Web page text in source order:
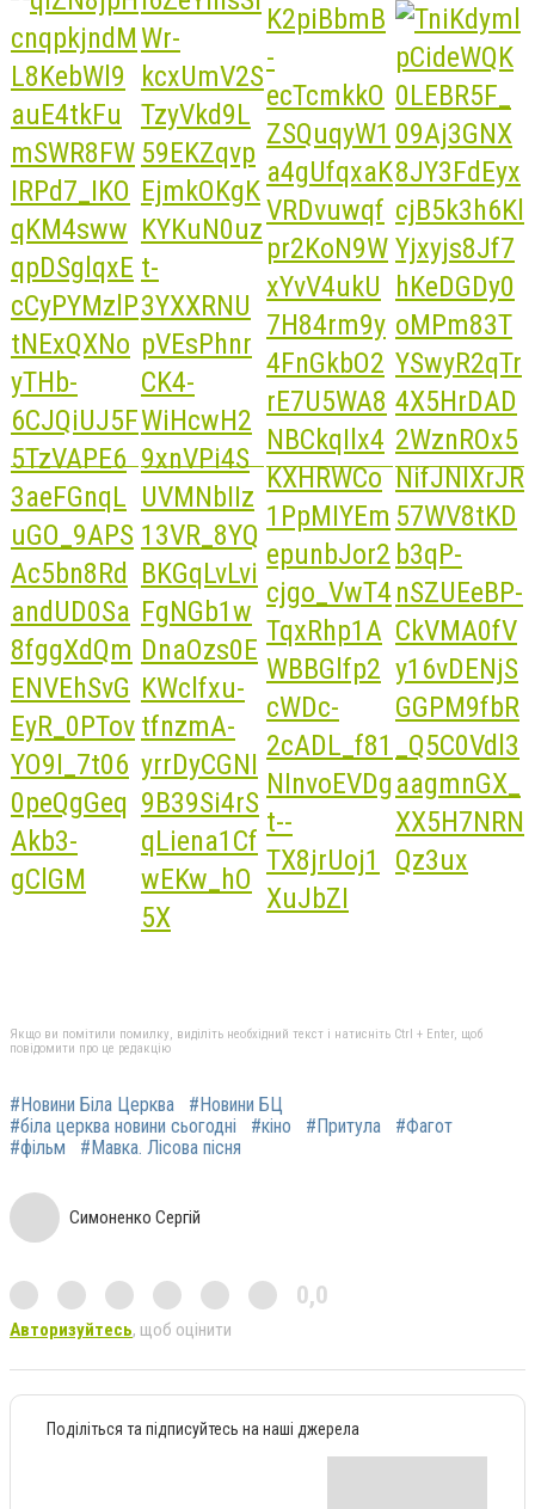
Якщо ви помітили помилку, виділіть необхідний текст і натисніть Ctrl + Enter, щоб
повідомити про це редакцію
#Новини Біла Церква
#Новини БЦ
#біла церква новини сьогодні
#кіно #Притула
#Фагот
#фільм
#Мавка. Лісова пісня
Симоненко Сергій
0,0
Авторизуйтесь, щоб оцінити
Поділіться та підписуйтесь на наші джерела